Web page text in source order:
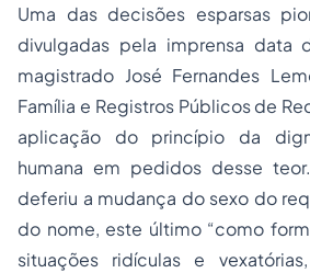
Uma das decisões esparsas
divulgadas pela imprensa data
magistrado José Fernandes
Família e Registros Públicos de
aplicação do princípio da
humana em pedidos desse
deferiu a mudança do sexo do
do nome, este último “como
situações ridículas e